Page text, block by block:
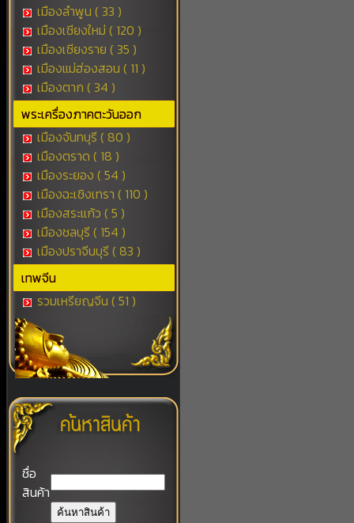
เมืองลำพูน ( 33 )
เมืองเชียงใหม่ ( 120 )
เมืองเชียงราย ( 35 )
เมืองแม่ฮ่องสอน ( 11 )
เมืองตาก ( 34 )
พระเครื่องภาคตะวันออก
เมืองจันทบุรี ( 80 )
เมืองตราด ( 18 )
เมืองระยอง ( 54 )
เมืองฉะเชิงเทรา ( 110 )
เมืองสระแก้ว ( 5 )
เมืองชลบุรี ( 154 )
เมืองปราจีนบุรี ( 83 )
เทพจีน
รวมเหรียญจีน ( 51 )
ชื่อ
สินค้า